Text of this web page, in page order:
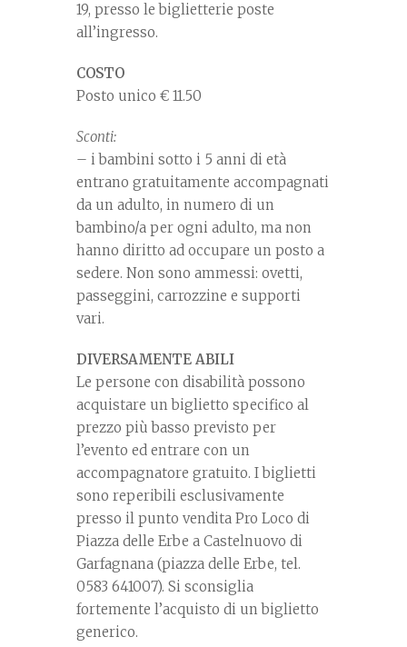
19, presso le biglietterie poste
all’ingresso.
COSTO
Posto unico € 11.50
Sconti:
– i bambini sotto i 5 anni di età
entrano gratuitamente accompagnati
da un adulto, in numero di un
bambino/a per ogni adulto, ma non
hanno diritto ad occupare un posto a
sedere. Non sono ammessi: ovetti,
passeggini, carrozzine e supporti
vari.
DIVERSAMENTE ABILI
Le persone con disabilità possono
acquistare un biglietto specifico al
prezzo più basso previsto per
l’evento ed entrare con un
accompagnatore gratuito. I biglietti
sono reperibili esclusivamente
presso il punto vendita Pro Loco di
Piazza delle Erbe a Castelnuovo di
Garfagnana (piazza delle Erbe, tel.
0583 641007). Si sconsiglia
fortemente l’acquisto di un biglietto
generico.